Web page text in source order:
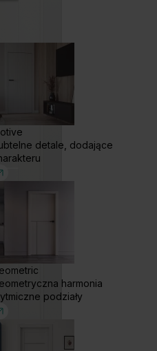
detale, dodające
harmonia
podziały